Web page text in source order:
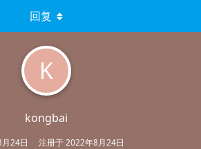
K
kongbai
24日 注册于2022年8月24日
回复